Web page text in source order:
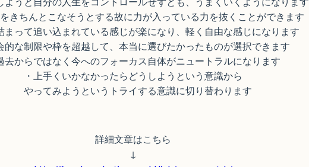
きちんとこなそうとする故に力が入っている力を抜くことができます
まって追い込まれている感じが楽になり、軽く自由な感じになります
的な制限や枠を超越して、本当に選びたかったものが選択できます
去からではなく今へのフォーカス自体がニュートラルになります
・上手くいかなかったらどうしようという意識から
やってみようというトライする意識に切り替わります
詳細文章はこちら
↓